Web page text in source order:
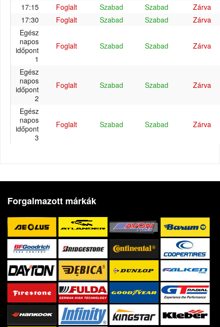
17:15
Foglalt Szabad Szabad
Zárva
17:30
Foglalt Szabad Szabad
Zárva
Egész
napos
időpont
1
Foglalt Szabad Szabad Zárva
Egész
napos
időpont
2
Foglalt Szabad Szabad Zárva
Egész
napos
időpont
3
Foglalt Szabad Szabad Zárva
Forgalmazott márkák